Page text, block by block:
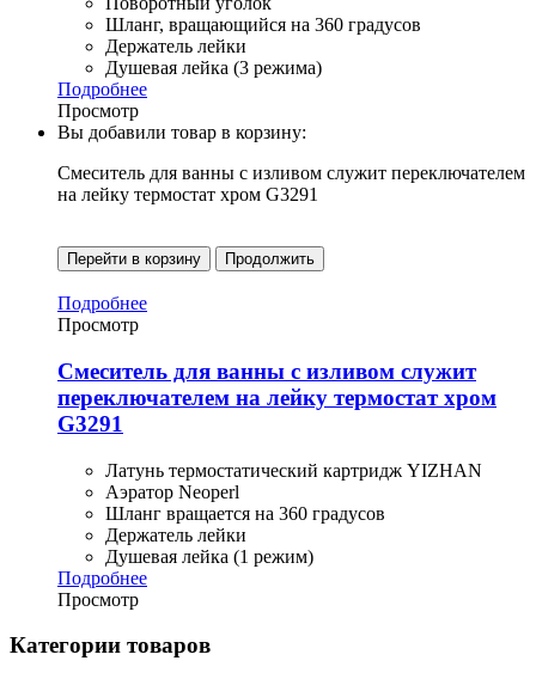
Шланг, вращающийся на 360 градусов
Держатель лейки
Душевая лейка (3 режима)
Подробнее
Просмотр
Вы добавили товар в корзину:
Смеситель для ванны с изливом служит переключателем
на лейку термостат хром G3291
Перейти в корзину Продолжить
Подробнее
Просмотр
Смеситель для ванны с изливом служит
переключателем на лейку термостат хром
G3291
Латунь термостатический картридж YIZHAN
Аэратор Neoperl
Шланг вращается на 360 градусов
Держатель лейки
Душевая лейка (1 режим)
Подробнее
Просмотр
Категории товаров